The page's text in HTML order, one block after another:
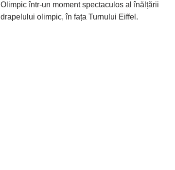
Olimpic într-un moment spectaculos al înălțării
drapelului olimpic, în fața Turnului Eiffel.